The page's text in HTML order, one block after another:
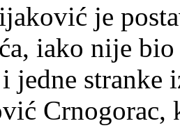
je
iako nije
jedne stranke
Crnogorac,